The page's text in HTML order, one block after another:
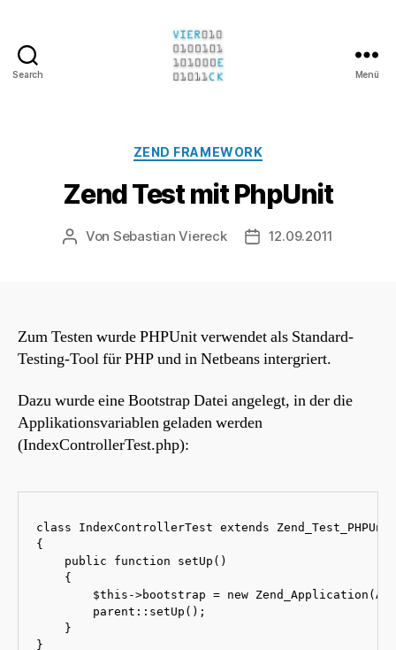
Search Menü
Kategorien
ZEND FRAMEWORK
Zend Test mit PhpUnit
Beitragsautor
Von Sebastian Viereck Beitragsdatum
12.09.2011
Zum Testen wurde PHPUnit verwendet als Standard-
Testing-Tool für PHP und in Netbeans intergriert.
Dazu wurde eine Bootstrap Datei angelegt, in der die
Applikationsvariablen geladen werden
(IndexControllerTest.php):
class IndexControllerTest extends
{
public function setUp()
{
$this->bootstrap = new
parent::setUp();
}
}